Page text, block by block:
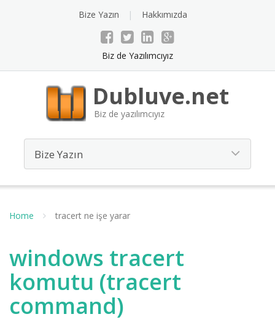
Bize Yazın Hakkımızda
Biz de Yazılımcıyız
Dubluve.net
Biz de yazılımcıyız
Home tracert ne işe yarar
windows tracert
komutu (tracert
command)